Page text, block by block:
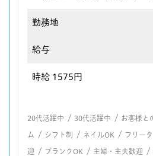
勤務地
給与
時給 1575円
20代活躍中 / 30代活躍中 / お客様と
ム / シフト制 / ネイルOK / フリー
迎 / ブランクOK / 主婦・主夫歓迎 /